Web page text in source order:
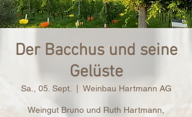
Der Bacchus und seine
Gelüste
Sa., 05. Sept. Weinbau Hartmann AG
Weingut Bruno und Ruth Hartmann,